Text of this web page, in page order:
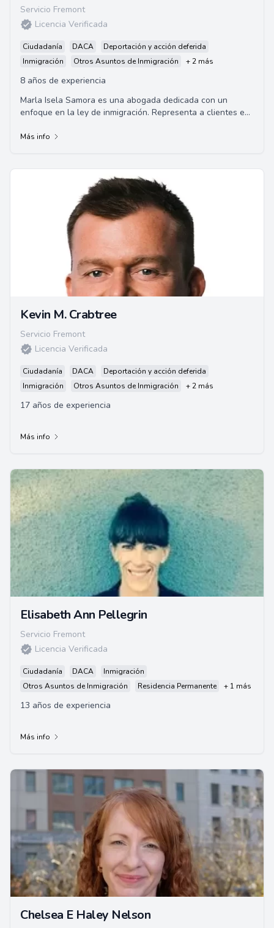
Servicio Fremont
Licencia Verificada
Ciudadanía DACA
Deportación y acción deferida
Inmigración
Otros Asuntos de Inmigración + 2 más
8 años de experiencia
Marla Isela Samora es una abogada dedicada con un
enfoque en la ley de inmigración. Representa a clientes en
Más info
Kevin M. Crabtree
Servicio Fremont
Licencia Verificada
Ciudadanía DACA
Deportación y acción deferida
Inmigración
Otros Asuntos de Inmigración + 2 más
17 años de experiencia
Más info
Elisabeth Ann Pellegrin
Servicio Fremont
Licencia Verificada
Ciudadanía DACA
Inmigración
Otros Asuntos de Inmigración
Residencia Permanente + 1 más
13 años de experiencia
Más info
Chelsea E Haley Nelson